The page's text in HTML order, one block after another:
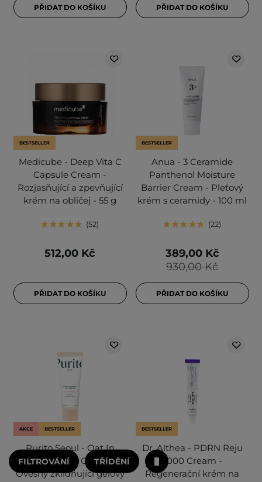
PŘIDAT DO KOŠÍKU PŘIDAT DO KOŠÍKU
BESTSELLER
Medicube - Deep Vita C
Capsule Cream -
Rozjasňující a zpevňující
krém na obličej - 55 g
52
512,00 Kč
PŘIDAT DO KOŠÍKU
BESTSELLER
Anua - 3 Ceramide
Panthenol Moisture
Barrier Cream - Pleťový
krém s ceramidy - 100 ml
22
930,00 Kč
389,00 Kč
PŘIDAT DO KOŠÍKU
AKCE BESTSELLER
Purito Seoul - Oat In
Calming Gel Cream -
Ovesný zklidňující gelový
BESTSELLER
Dr. Althea - PDRN Reju
5000 Cream -
Regenerační krém na
FILTROVÁNÍ TŘÍDĚNÍ